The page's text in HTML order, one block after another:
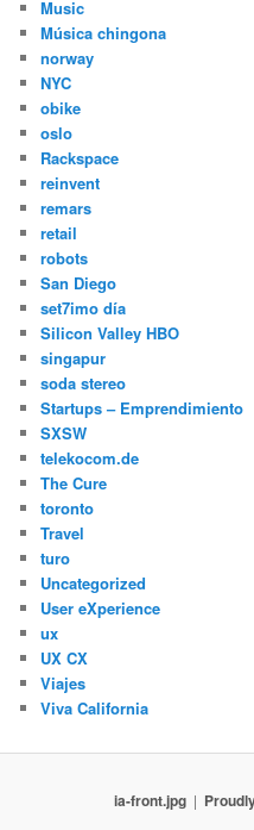
Music
Música chingona
norway
NYC
obike
oslo
Rackspace
reinvent
remars
retail
robots
San Diego
set7imo día
Silicon Valley HBO
singapur
soda stereo
Startups – Emprendimiento
SXSW
telekocom.de
The Cure
toronto
Travel
turo
Uncategorized
User eXperience
ux
UX CX
Viajes
Viva California
ia-front.jpg